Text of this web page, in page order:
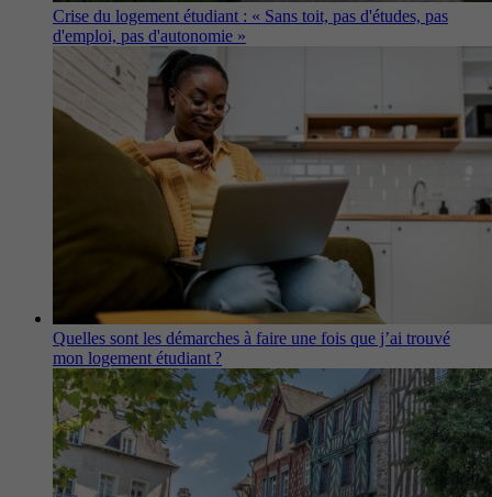
Crise du logement étudiant : « Sans toit, pas d'études, pas
d'emploi, pas d'autonomie »
Quelles sont les démarches à faire une fois que j’ai trouvé
mon logement étudiant ?